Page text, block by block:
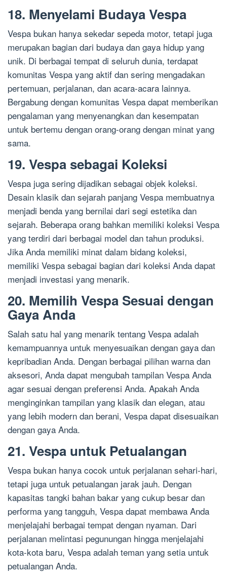
18. Menyelami Budaya Vespa
Vespa bukan hanya sekedar sepeda motor, tetapi juga
merupakan bagian dari budaya dan gaya hidup yang
unik. Di berbagai tempat di seluruh dunia, terdapat
komunitas Vespa yang aktif dan sering mengadakan
pertemuan, perjalanan, dan acara-acara lainnya.
Bergabung dengan komunitas Vespa dapat memberikan
pengalaman yang menyenangkan dan kesempatan
untuk bertemu dengan orang-orang dengan minat yang
sama.
19. Vespa sebagai Koleksi
Vespa juga sering dijadikan sebagai objek koleksi.
Desain klasik dan sejarah panjang Vespa membuatnya
menjadi benda yang bernilai dari segi estetika dan
sejarah. Beberapa orang bahkan memiliki koleksi Vespa
yang terdiri dari berbagai model dan tahun produksi.
Jika Anda memiliki minat dalam bidang koleksi,
memiliki Vespa sebagai bagian dari koleksi Anda dapat
menjadi investasi yang menarik.
20. Memilih Vespa Sesuai dengan
Gaya Anda
Salah satu hal yang menarik tentang Vespa adalah
kemampuannya untuk menyesuaikan dengan gaya dan
kepribadian Anda. Dengan berbagai pilihan warna dan
aksesori, Anda dapat mengubah tampilan Vespa Anda
agar sesuai dengan preferensi Anda. Apakah Anda
menginginkan tampilan yang klasik dan elegan, atau
yang lebih modern dan berani, Vespa dapat disesuaikan
dengan gaya Anda.
21. Vespa untuk Petualangan
Vespa bukan hanya cocok untuk perjalanan sehari-hari,
tetapi juga untuk petualangan jarak jauh. Dengan
kapasitas tangki bahan bakar yang cukup besar dan
performa yang tangguh, Vespa dapat membawa Anda
menjelajahi berbagai tempat dengan nyaman. Dari
perjalanan melintasi pegunungan hingga menjelajahi
kota-kota baru, Vespa adalah teman yang setia untuk
petualangan Anda.